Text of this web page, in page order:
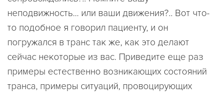
неподвижность... или ваши движения?.. Вот что-
то подобное я говорил пациенту, и он
погружался в транс так же, как это делают
сейчас некоторые из вас. Приведите еще раз
примеры естественно возникающих состояний
транса, примеры ситуаций, провоцирующих